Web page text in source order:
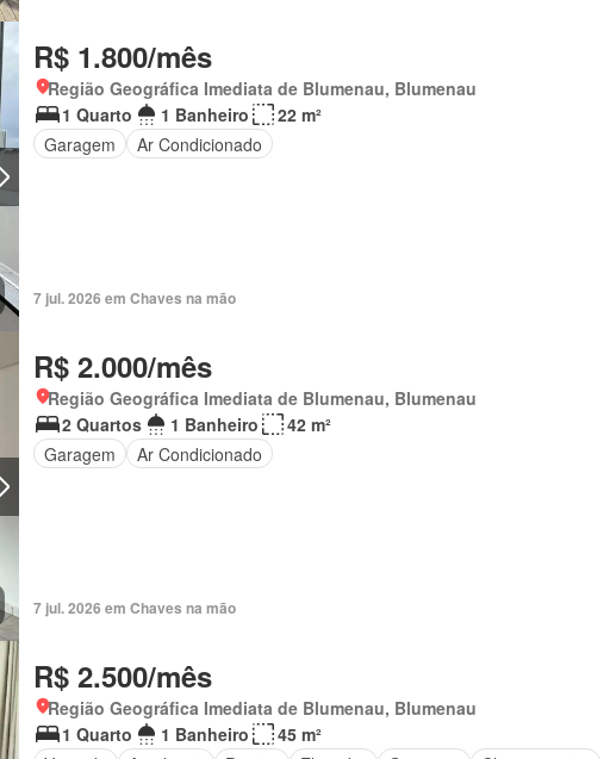
R$ 1.800/mês
Região Geográfica Imediata de Blumenau, Blumenau
1 Quarto
1 Banheiro
22 m²
Garagem
Ar Condicionado
7 jul. 2026 em Chaves na mão
R$ 2.000/mês
Região Geográfica Imediata de Blumenau, Blumenau
2 Quartos
1 Banheiro
42 m²
Garagem
Ar Condicionado
7 jul. 2026 em Chaves na mão
R$ 2.500/mês
Região Geográfica Imediata de Blumenau, Blumenau
1 Quarto
1 Banheiro
45 m²